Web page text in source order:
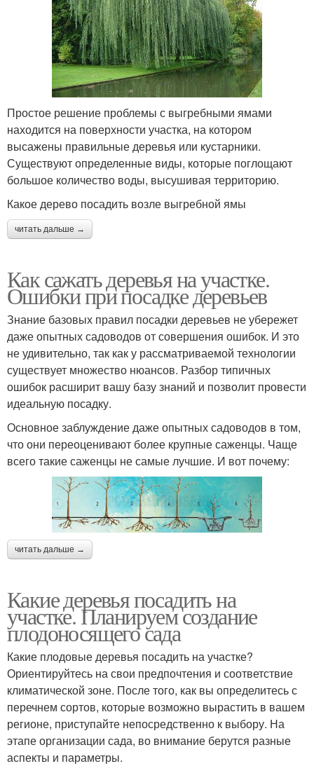
Простое решение проблемы с выгребными ямами
находится на поверхности участка, на котором
высажены правильные деревья или кустарники.
Существуют определенные виды, которые поглощают
большое количество воды, высушивая территорию.
Какое дерево посадить возле выгребной ямы
читать дальше →
Как сажать деревья на участке.
Ошибки при посадке деревьев
Знание базовых правил посадки деревьев не убережет
даже опытных садоводов от совершения ошибок. И это
не удивительно, так как у рассматриваемой технологии
существует множество нюансов. Разбор типичных
ошибок расширит вашу базу знаний и позволит провести
идеальную посадку.
Основное заблуждение даже опытных садоводов в том,
что они переоценивают более крупные саженцы. Чаще
всего такие саженцы не самые лучшие. И вот почему:
читать дальше →
Какие деревья посадить на
участке. Планируем создание
плодоносящего сада
Какие плодовые деревья посадить на участке?
Ориентируйтесь на свои предпочтения и соответствие
климатической зоне. После того, как вы определитесь с
перечнем сортов, которые возможно вырастить в вашем
регионе, приступайте непосредственно к выбору. На
этапе организации сада, во внимание берутся разные
аспекты и параметры.